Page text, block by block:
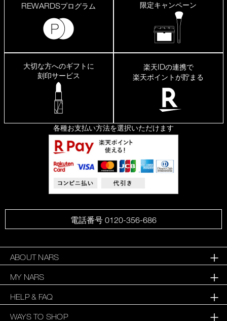
REWARDSプログラム
限定キャンペーン
大切な方へのギフトに
刻印サービス
楽天IDの連携で
楽天ポイントが貯まる
各種お支払い方法を選択いただけます
電話番号 0120-356-686
ABOUT NARS
MY NARS
HELP & FAQ
WAYS TO SHOP